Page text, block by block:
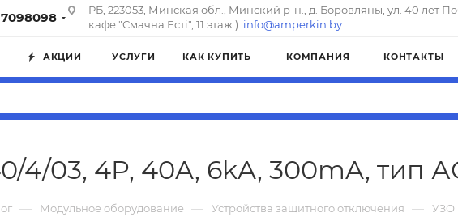
РБ, 223053, Минская обл., Минский р-н., д. Боровляны, ул. 40 лет
кафе "Смачна Естi", 11 этаж.) info@amperkin.by
АКЦИИ УСЛУГИ КАК КУПИТЬ КОМПАНИЯ КОНТАКТЫ
4/03, 4P, 40A, 6kA, 300mA, тип
— Модульное оборудование — Устройства защитного отключения — УЗО